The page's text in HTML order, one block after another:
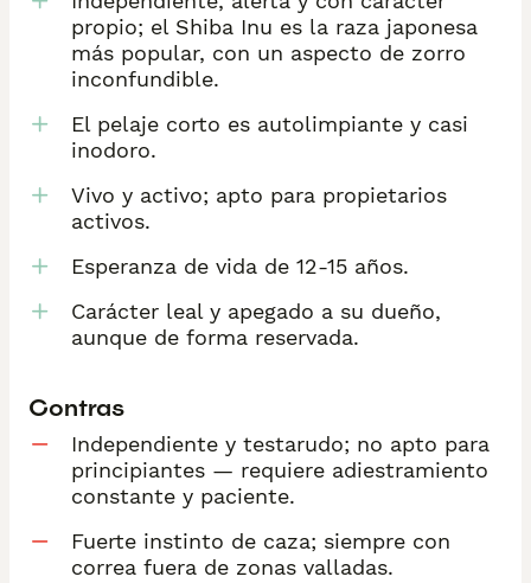
propio; el Shiba Inu es la raza japonesa
más popular, con un aspecto de zorro
inconfundible.
El pelaje corto es autolimpiante y casi
inodoro.
Vivo y activo; apto para propietarios
activos.
Esperanza de vida de 12-15 años.
Carácter leal y apegado a su dueño,
aunque de forma reservada.
Contras
Independiente y testarudo; no apto para
principiantes — requiere adiestramiento
constante y paciente.
Fuerte instinto de caza; siempre con
correa fuera de zonas valladas.